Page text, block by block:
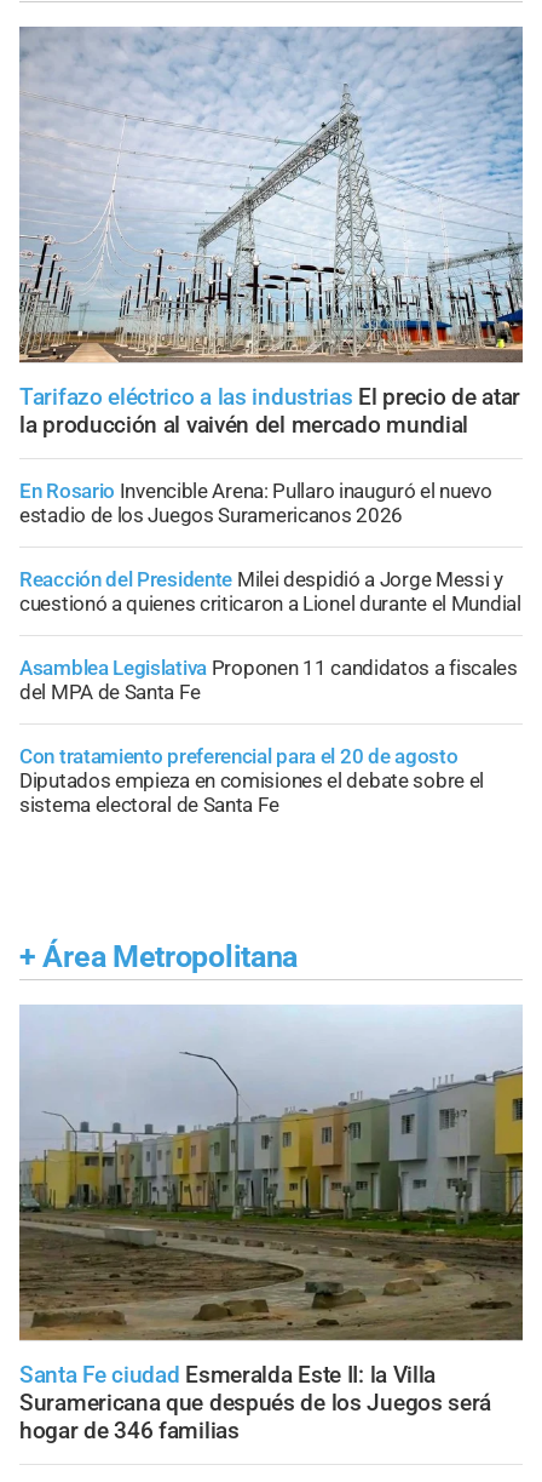
Tarifazo eléctrico a las industrias El precio de atar
la producción al vaivén del mercado mundial
En Rosario Invencible Arena: Pullaro inauguró el nuevo
estadio de los Juegos Suramericanos 2026
Reacción del Presidente Milei despidió a Jorge Messi y
cuestionó a quienes criticaron a Lionel durante el Mundial
Asamblea Legislativa Proponen 11 candidatos a fiscales
del MPA de Santa Fe
Con tratamiento preferencial para el 20 de agosto
Diputados empieza en comisiones el debate sobre el
sistema electoral de Santa Fe
+ Área Metropolitana
Santa Fe ciudad Esmeralda Este II: la Villa
Suramericana que después de los Juegos será
hogar de 346 familias